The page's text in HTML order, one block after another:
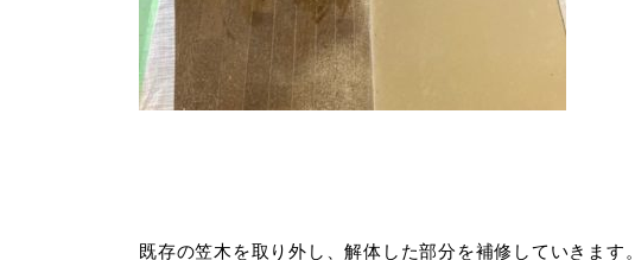
既存の笠木を取り外し、解体した部分を補修していきます。